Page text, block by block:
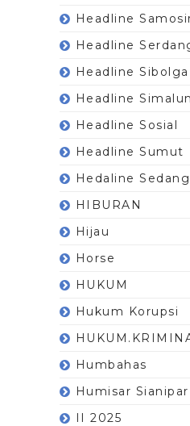
Headline
Headline
Headline Sibolga
Headline
Headline Sosial
Headline Sumut
Hedaline
HIBURAN
Hijau
Horse
HUKUM
Hukum Korupsi
Humbahas
Humisar Sianipar
II 2025